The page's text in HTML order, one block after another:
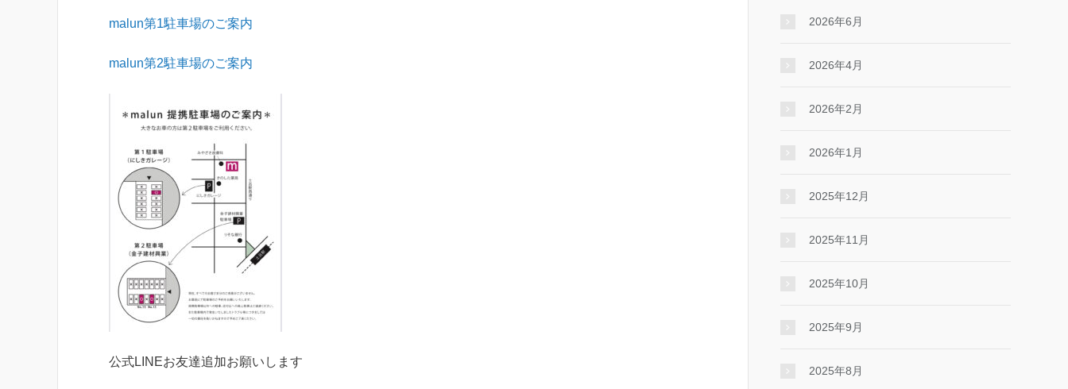
malun第1駐車場のご案内
malun第2駐車場のご案内
公式LINEお友達追加お願いします
2026年6月
2026年4月
2026年2月
2026年1月
2025年12月
2025年11月
2025年10月
2025年9月
2025年8月